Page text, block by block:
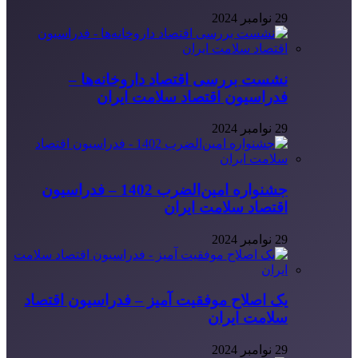
29 نوامبر 2024
نشست بررسی اقتصاد داروخانه‌ها –
فدراسیون اقتصاد سلامت ایران
29 نوامبر 2024
جشنواره امین‌الضرب 1402 – فدراسیون
اقتصاد سلامت ایران
29 نوامبر 2024
یک اصلاح موفقیت آمیز – فدراسیون اقتصاد
سلامت ایران
29 نوامبر 2024